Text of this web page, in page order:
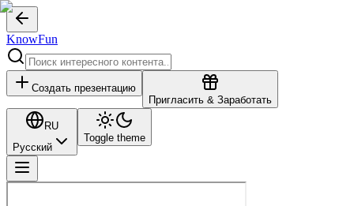
KnowFun
Создать презентацию
Пригласить & Заработать
RU
Русский
Toggle theme